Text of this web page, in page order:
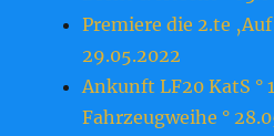
Premiere die 2.te
29.05.2022
Ankunft LF20 KatS °
Fahrzeugweihe °